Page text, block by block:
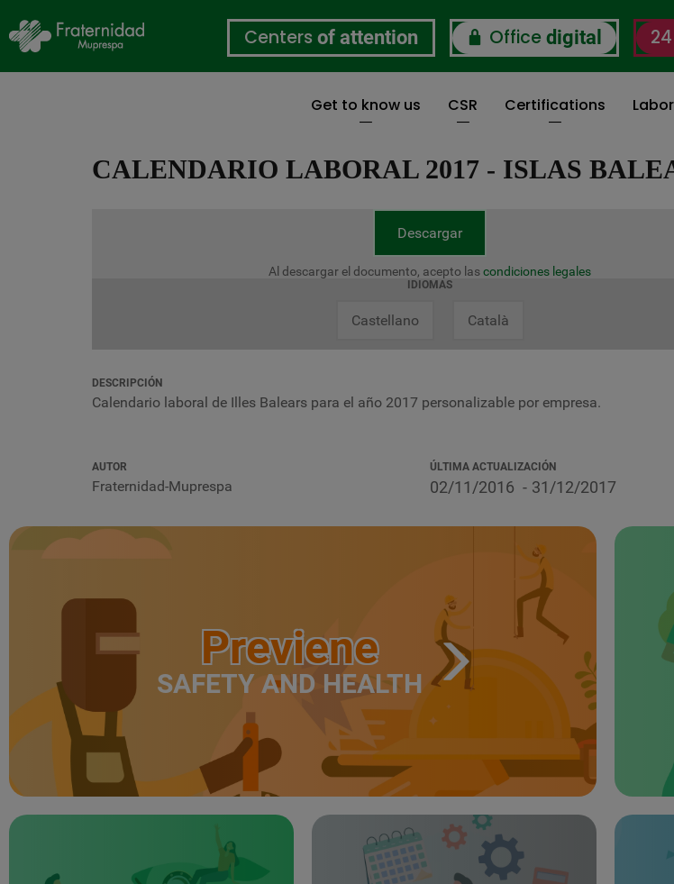
Centers of attention Office digital
Get to know us CSR Certifications
CALENDARIO LABORAL 2017 - ISLAS
Descargar
Al descargar el documento, acepto lascondiciones legales
IDIOMAS
Castellano Català
DESCRIPCIÓN
Calendario laboral de Illes Balears para el año 2017 personalizable por empresa.
AUTOR
Fraternidad-Muprespa
ÚLTIMA ACTUALIZACIÓN
02/11/2016 31/12/2017
Previene
SAFETY AND HEALTH